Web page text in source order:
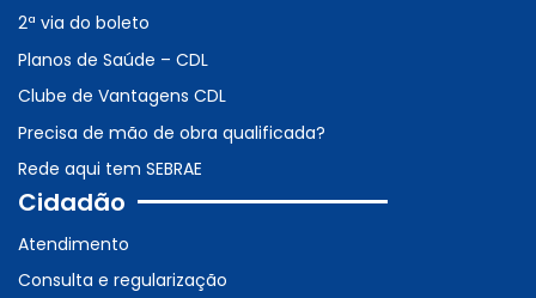
2ª via do boleto
Planos de Saúde – CDL
Clube de Vantagens CDL
Precisa de mão de obra qualificada?
Rede aqui tem SEBRAE
Cidadão
Atendimento
Consulta e regularização